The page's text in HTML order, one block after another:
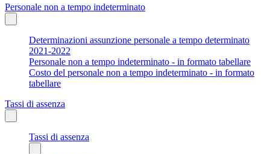
Personale non a tempo indeterminato
Determinazioni assunzione personale a tempo determinato
2021-2022
Personale non a tempo indeterminato - in formato tabellare
Costo del personale non a tempo indeterminato - in formato
tabellare
Tassi di assenza
Tassi di assenza